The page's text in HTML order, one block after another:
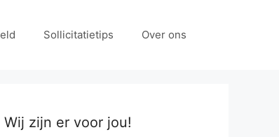
Sollicitatietips Over ons
Wij zijn er voor jou!